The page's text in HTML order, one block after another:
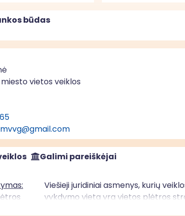
būdas
vietos veiklos
Galimi pareiškėjai
Viešieji juridiniai asmenys, kurių
vykdymo vieta yra vietos plėtros